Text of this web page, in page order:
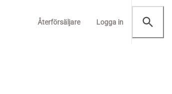
Återförsäljare Logga in